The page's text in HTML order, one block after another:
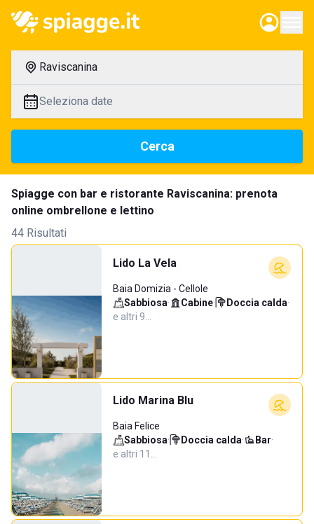
Raviscanina
Seleziona date
Cerca
Spiagge con bar e ristorante Raviscanina: prenota
online ombrellone e lettino
44 Risultati
Lido La Vela
Baia Domizia - Cellole
Sabbiosa· Cabine· Doccia calda·
e altri 9…
Lido Marina Blu
Baia Felice
Sabbiosa· Doccia calda· Bar·
e altri 11…